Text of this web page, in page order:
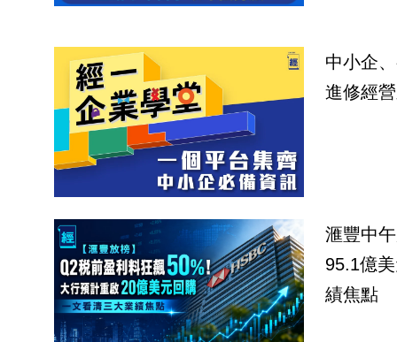
中小企
進修經
滙豐中
95.1億
績焦點